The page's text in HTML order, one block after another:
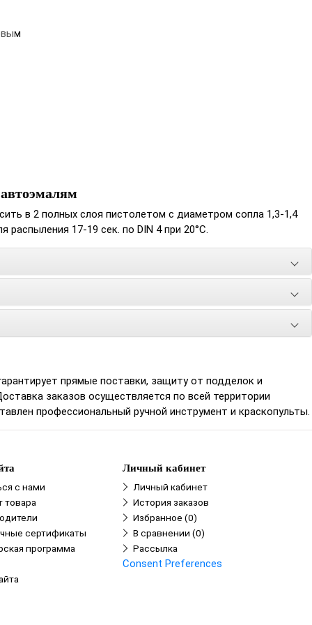
в 2 полных слоя пистолетом с диаметром сопла 1,3-1,4
17-19 сек. по DIN 4 при 20°С.
прямые поставки, защиту от подделок и
заказов осуществляется по всей территории
профессиональный ручной инструмент и краскопульты.
с нами
товара
сертификаты
программа
Личный кабинет
Личный кабинет
История заказов
Избранное (0)
В сравнении (0)
Рассылка
Consent Preferences